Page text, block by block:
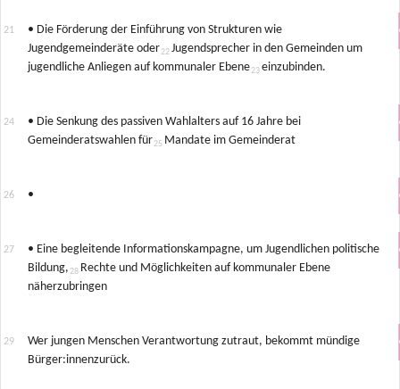
• Die Förderung der Einführung von Strukturen wie
Jugendgemeinderäte oder
Jugendsprecher in den Gemeinden um
jugendliche Anliegen auf kommunaler Ebene
einzubinden.
• Die Senkung des passiven Wahlalters auf 16 Jahre bei
Gemeinderatswahlen für
Mandate im Gemeinderat
•
• Eine begleitende Informationskampagne, um Jugendlichen politische
Bildung,
Rechte und Möglichkeiten auf kommunaler Ebene
näherzubringen
Wer jungen Menschen Verantwortung zutraut, bekommt mündige
Bürger:innenzurück.